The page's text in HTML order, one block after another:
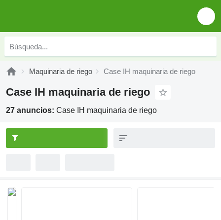
Maquinaria de riego Case IH maquinaria de riego
Case IH maquinaria de riego
27 anuncios: Case IH maquinaria de riego